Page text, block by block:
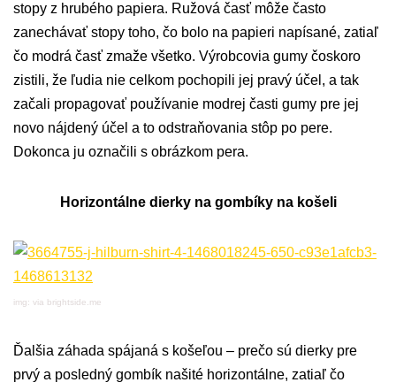
stopy z hrubého papiera. Ružová časť môže často
zanechávať stopy toho, čo bolo na papieri napísané, zatiaľ
čo modrá časť zmaže všetko. Výrobcovia gumy čoskoro
zistili, že ľudia nie celkom pochopili jej pravý účel, a tak
začali propagovať používanie modrej časti gumy pre jej
novo nájdený účel a to odstraňovania stôp po pere.
Dokonca ju označili s obrázkom pera.
Horizontálne dierky na gombíky na košeli
img: via brightside.me
Ďalšia záhada spájaná s košeľou – prečo sú dierky pre
prvý a posledný gombík našité horizontálne, zatiaľ čo